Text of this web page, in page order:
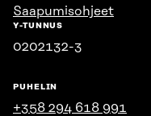
Saapumisohjeet
Y-TUNNUS
0202132-3
PUHELIN
+358 294 618 991